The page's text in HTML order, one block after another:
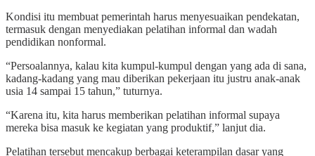
Kondisi itu membuat pemerintah harus menyesuaikan pendekatan,
termasuk dengan menyediakan pelatihan informal dan wadah
pendidikan nonformal.
“Persoalannya, kalau kita kumpul-kumpul dengan yang ada di sana,
kadang-kadang yang mau diberikan pekerjaan itu justru anak-anak
usia 14 sampai 15 tahun,” tuturnya.
“Karena itu, kita harus memberikan pelatihan informal supaya
mereka bisa masuk ke kegiatan yang produktif,” lanjut dia.
Pelatihan tersebut mencakup berbagai keterampilan dasar yang